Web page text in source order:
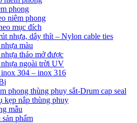
phong
niêm phong
mục đích
nhựa, dây thít – Nylon cable ties
màu
tháo mở được
ngoài trời UV
304 – inox 316
phong thùng phuy sắt-Drum cap seal
kẹp nắp thùng phuy
mẫu
phẩm